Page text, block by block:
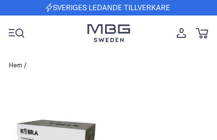
SVERIGES LEDANDE TILLVERKARE
Hem